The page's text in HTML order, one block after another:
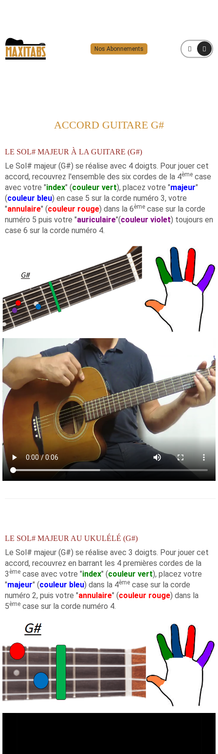
Nos Abonnements MENU
ACCORD GUITARE G#
LE SOL# MAJEUR À LA GUITARE (G#)
Le Sol# majeur (G#) se réalise avec 4 doigts. Pour jouer cet
accord, recouvrez l'ensemble des six cordes de la 4ème case
avec votre "index" (couleur vert), placez votre "majeur"
(couleur bleu) en case 5 sur la corde numéro 3, votre
"annulaire" (couleur rouge) dans la 6ème case sur la corde
numéro 5 puis votre "auriculaire"(couleur violet) toujours en
case 6 sur la corde numéro 4.
LE SOL# MAJEUR AU UKULÉLÉ (G#)
Le Sol# majeur (G#) se réalise avec 3 doigts. Pour jouer cet
accord, recouvrez en barrant les 4 premières cordes de la
3 ème case avec votre "index" (couleur vert), placez votre
"majeur" (couleur bleu) dans la 4ème case sur la corde
numéro 2, puis votre "annulaire" (couleur rouge) dans la
5ème case sur la corde numéro 4.